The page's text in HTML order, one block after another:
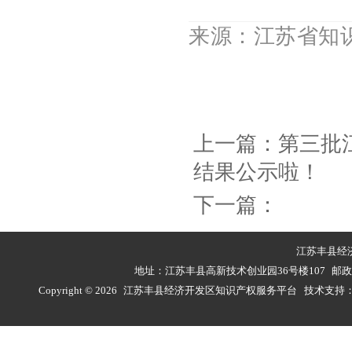
来源：江苏省知
上一篇： 第三批
结果公示啦！
下一篇：
江苏丰县经
地址：江苏丰县高新技术创业园36号楼107
邮
Copyright © 2026
江苏丰县经济开发区知识产权服务平台 技术支